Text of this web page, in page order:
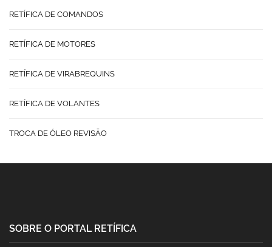
RETÍFICA DE COMANDOS
RETÍFICA DE MOTORES
RETÍFICA DE VIRABREQUINS
RETÍFICA DE VOLANTES
TROCA DE ÓLEO REVISÃO
SOBRE O PORTAL RETÍFICA